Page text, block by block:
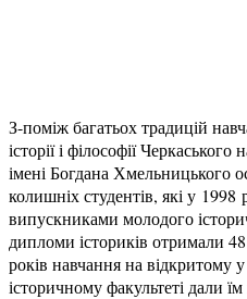
З-поміж багатьох традицій
історії і філософії
імені Богдана Хмельницького
колишніх студентів, які у
випускниками молодого
дипломи істориків отримали
років навчання на відкритому
історичному факультеті дали